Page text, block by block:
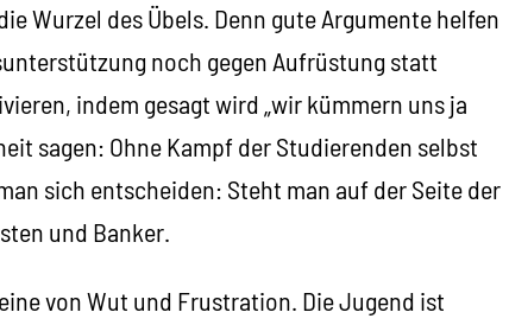
Wurzel des Übels. Denn gute Argumente helfen
noch gegen Aufrüstung statt
indem gesagt wird „wir kümmern uns ja
sagen: Ohne Kampf der Studierenden selbst
sich entscheiden: Steht man auf der Seite der
und Banker.
von Wut und Frustration. Die Jugend ist